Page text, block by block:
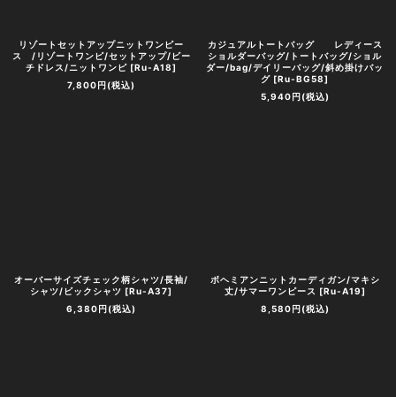
リゾートセットアップニットワンピー
ス /リゾートワンピ/セットアップ/ビー
チドレス/ニットワンピ [Ru-A18]
7,800円(税込)
カジュアルトートバッグ レディース
ショルダーバッグ/トートバッグ/ショル
ダー/bag/デイリーバッグ/斜め掛けバッ
グ [Ru-BG58]
5,940円(税込)
オーバーサイズチェック柄シャツ/長袖/
シャツ/ビックシャツ [Ru-A37]
6,380円(税込)
ボヘミアンニットカーディガン/マキシ
丈/サマーワンピース [Ru-A19]
8,580円(税込)